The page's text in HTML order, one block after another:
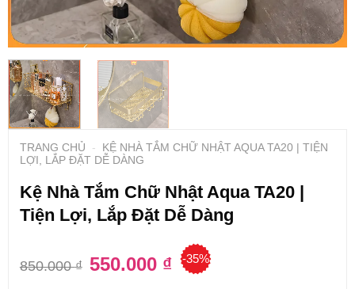
TRANG CHỦ -
KỆ NHÀ TẮM CHỮ NHẬT AQUA TA20 | TIỆN
LỢI, LẮP ĐẶT DỄ DÀNG
Kệ Nhà Tắm Chữ Nhật Aqua TA20 |
Tiện Lợi, Lắp Đặt Dễ Dàng
850.000₫
Giá
gốc
550.000 ₫Giá
hiện
-35%